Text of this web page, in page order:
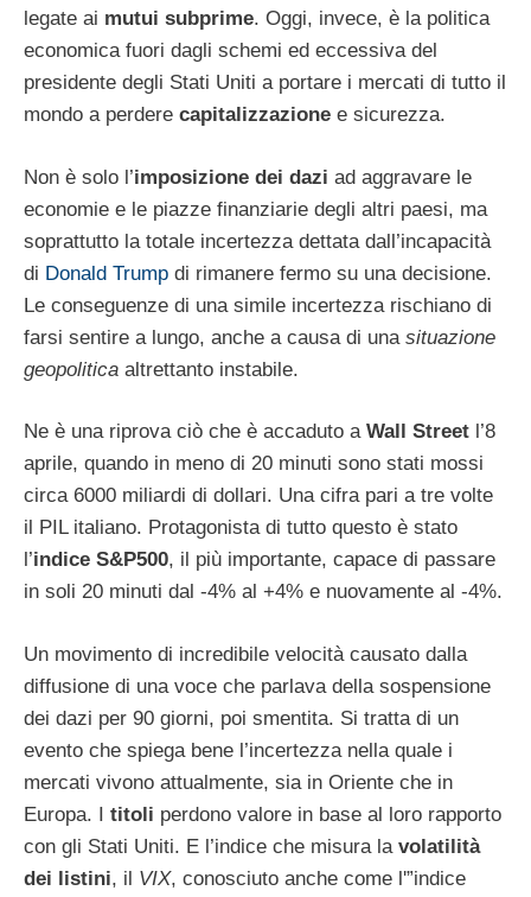
legate ai mutui subprime. Oggi, invece, è la politica
economica fuori dagli schemi ed eccessiva del
presidente degli Stati Uniti a portare i mercati di tutto il
mondo a perdere capitalizzazione e sicurezza.
Non è solo l’imposizione dei dazi ad aggravare le
economie e le piazze finanziarie degli altri paesi, ma
soprattutto la totale incertezza dettata dall’incapacità
di Donald Trump di rimanere fermo su una decisione.
Le conseguenze di una simile incertezza rischiano di
farsi sentire a lungo, anche a causa di una situazione
geopolitica altrettanto instabile.
Ne è una riprova ciò che è accaduto a Wall Street l’8
aprile, quando in meno di 20 minuti sono stati mossi
circa 6000 miliardi di dollari. Una cifra pari a tre volte
il PIL italiano. Protagonista di tutto questo è stato
l’indice S&P500, il più importante, capace di passare
in soli 20 minuti dal -4% al +4% e nuovamente al -4%.
Un movimento di incredibile velocità causato dalla
diffusione di una voce che parlava della sospensione
dei dazi per 90 giorni, poi smentita. Si tratta di un
evento che spiega bene l’incertezza nella quale i
mercati vivono attualmente, sia in Oriente che in
Europa. I titoli perdono valore in base al loro rapporto
con gli Stati Uniti. E l’indice che misura la volatilità
dei listini, il VIX, conosciuto anche come l'”indice